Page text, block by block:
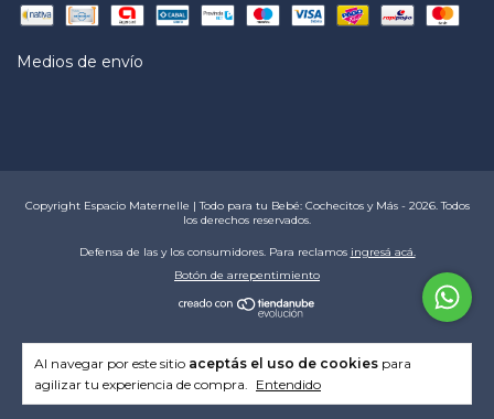
Al navegar por este sitio aceptás el uso de cookies para
agilizar tu experiencia de compra. Entendido
Medios de envío
Copyright Espacio Maternelle | Todo para tu Bebé: Cochecitos y Más - 2026. Todos
los derechos reservados.
Defensa de las y los consumidores. Para reclamos ingresá acá.
Botón de arrepentimiento